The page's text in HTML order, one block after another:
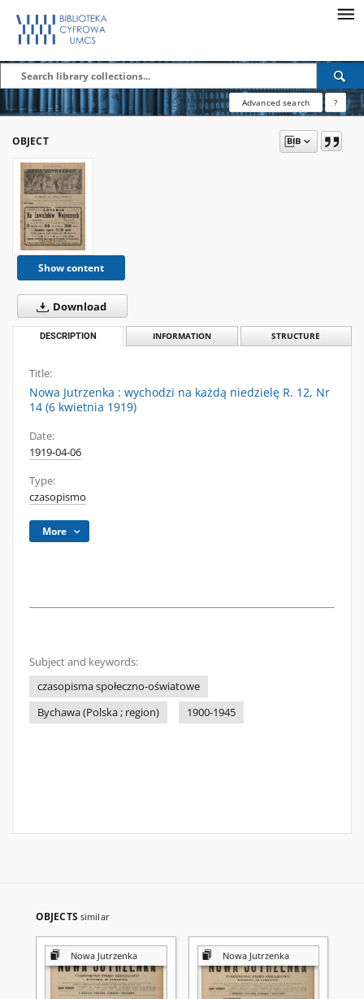
Advanced search ?
OBJECT
Show content
Download
DESCRIPTION INFORMATION STRUCTURE
Title:
Nowa Jutrzenka : wychodzi na każdą niedzielę R. 12, Nr
14 (6 kwietnia 1919)
Date:
1919-04-06
Type:
czasopismo
More
Subject and keywords:
czasopisma społeczno-oświatowe
Bychawa (Polska ; region)
1900-1945
OBJECTS similar
Nowa Jutrzenka Nowa Jutrzenka